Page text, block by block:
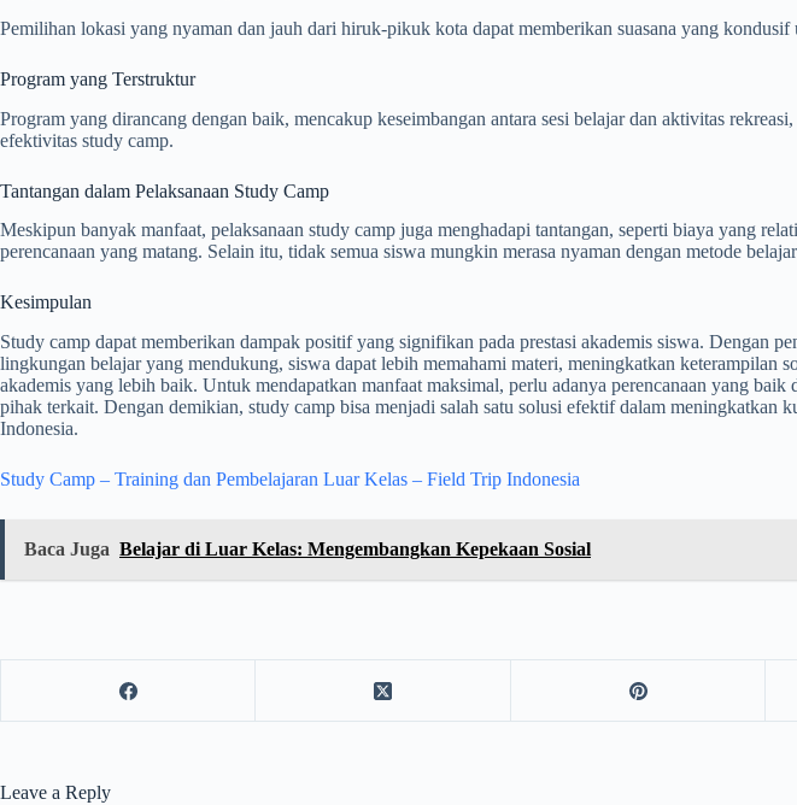
Pemilihan lokasi yang nyaman dan jauh dari hiruk-pikuk kota dapat memberikan suasana yang kondusif
Program yang Terstruktur
Program yang dirancang dengan baik, mencakup keseimbangan antara sesi belajar dan aktivitas
efektivitas study camp.
Tantangan dalam Pelaksanaan Study Camp
Meskipun banyak manfaat, pelaksanaan study camp juga menghadapi tantangan, seperti biaya yang
perencanaan yang matang. Selain itu, tidak semua siswa mungkin merasa nyaman dengan metode
Kesimpulan
Study camp dapat memberikan dampak positif yang signifikan pada prestasi akademis siswa. Dengan
lingkungan belajar yang mendukung, siswa dapat lebih memahami materi, meningkatkan keterampilan
akademis yang lebih baik. Untuk mendapatkan manfaat maksimal, perlu adanya perencanaan yang baik
pihak terkait. Dengan demikian, study camp bisa menjadi salah satu solusi efektif dalam meningkatkan
Indonesia.
Study Camp – Training dan Pembelajaran Luar Kelas – Field Trip Indonesia
Baca Juga Belajar di Luar Kelas: Mengembangkan Kepekaan Sosial
Leave a Reply